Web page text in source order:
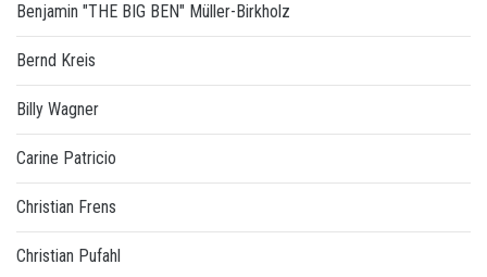
Benjamin "THE BIG BEN" Müller-Birkholz
Bernd Kreis
Billy Wagner
Carine Patricio
Christian Frens
Christian Pufahl